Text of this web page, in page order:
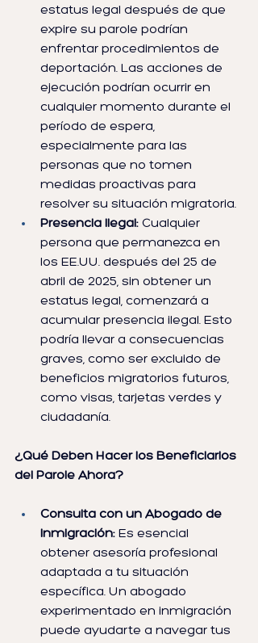
estatus legal después de que
expire su parole podrían
enfrentar procedimientos de
deportación. Las acciones de
ejecución podrían ocurrir en
cualquier momento durante el
período de espera,
especialmente para las
personas que no tomen
medidas proactivas para
resolver su situación migratoria.
Presencia Ilegal: Cualquier
persona que permanezca en
los EE.UU. después del 25 de
abril de 2025, sin obtener un
estatus legal, comenzará a
acumular presencia ilegal. Esto
podría llevar a consecuencias
graves, como ser excluido de
beneficios migratorios futuros,
como visas, tarjetas verdes y
ciudadanía.
¿Qué Deben Hacer los Beneficiarios
del Parole Ahora?
Consulta con un Abogado de
Inmigración: Es esencial
obtener asesoría profesional
adaptada a tu situación
específica. Un abogado
experimentado en inmigración
puede ayudarte a navegar tus